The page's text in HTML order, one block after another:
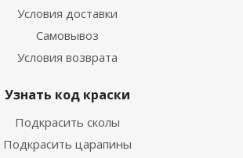
Условия доставки
Самовывоз
Условия возврата
Узнать код краски
Подкрасить сколы
Подкрасить царапины